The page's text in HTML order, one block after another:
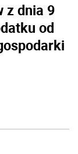
z dnia 9
od